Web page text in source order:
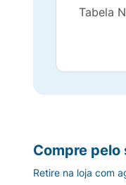
Tabela
Compre
Retire na loja com